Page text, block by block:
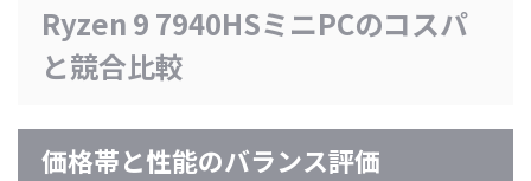
Ryzen 9 7940HSミニPCのコスパ
と競合比較
価格帯と性能のバランス評価